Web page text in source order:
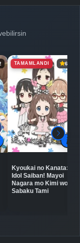
İzle
İzle
İzle
İzle
TAMAMLANDI 6.5
Kyoukai no Kanata:
Idol Saiban! Mayoi
Nagara mo Kimi wo
Sabaku Tami